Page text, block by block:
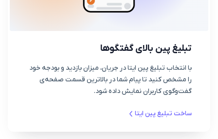
تبلیغ پین بالای گفتگوها
با انتخاب تبلیغ پین ایتا در جریان، میزان بازدید و بودجه خود
را مشخص کنید تا پیام شما در بالاترین قسمت صفحه‌ی
گفت‌وگوی کاربران نمایش داده شود.
ساخت تبلیغ پین ایتا